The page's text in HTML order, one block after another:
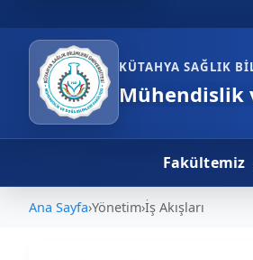
KÜTAHYA SAĞLIK
Mühendislik
Fakültemiz
Ana Sayfa›Yönetim›İş Akışları